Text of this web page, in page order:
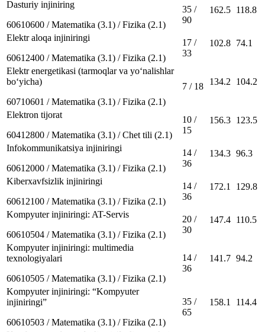
Dasturiy injiniring
60610600 / Matematika (3.1) / Fizika (2.1)
35 /
90
162.5 118.8
Elektr aloqa injiniringi
60612400 / Matematika (3.1) / Fizika (2.1)
17 /
33
102.8 74.1
Elektr energetikasi (tarmoqlar va yo‘nalishlar
bo‘yicha)
60710601 / Matematika (3.1) / Fizika (2.1)
7 / 18 134.2 104.2
Elektron tijorat
60412800 / Matematika (3.1) / Chet tili (2.1)
10 /
15
156.3 123.5
Infokommunikatsiya injiniringi
60612000 / Matematika (3.1) / Fizika (2.1)
14 /
36
134.3 96.3
Kiberxavfsizlik injiniringi
60612100 / Matematika (3.1) / Fizika (2.1)
14 /
36
172.1 129.8
Kompyuter injiniringi: AT-Servis
60610504 / Matematika (3.1) / Fizika (2.1)
20 /
30
147.4 110.5
Kompyuter injiniringi: multimedia
texnologiyalari
60610505 / Matematika (3.1) / Fizika (2.1)
14 /
36
141.7 94.2
Kompyuter injiniringi: “Kompyuter
injiniringi”
60610503 / Matematika (3.1) / Fizika (2.1)
35 /
65
158.1 114.4